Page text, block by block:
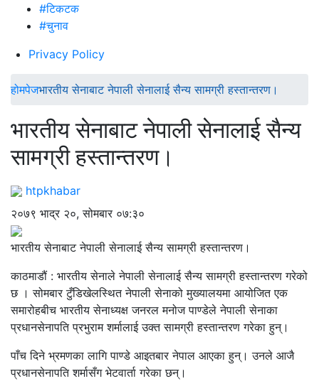
#टिकटक
#चुनाव
Privacy Policy
होमपेजभारतीय सेनाबाट नेपाली सेनालाई सैन्य सामग्री हस्तान्तरण।
भारतीय सेनाबाट नेपाली सेनालाई सैन्य
सामग्री हस्तान्तरण।
htpkhabar
२०७९ भाद्र २०, सोमबार ०७:३०
भारतीय सेनाबाट नेपाली सेनालाई सैन्य सामग्री हस्तान्तरण।
काठमाडौं : भारतीय सेनाले नेपाली सेनालाई सैन्य सामग्री हस्तान्तरण गरेको
छ । सोमबार टुँडिखेलस्थित नेपाली सेनाको मुख्यालयमा आयोजित एक
समारोहबीच भारतीय सेनाध्यक्ष जनरल मनोज पाण्डेले नेपाली सेनाका
प्रधानसेनापति प्रभुराम शर्मालाई उक्त सामग्री हस्तान्तरण गरेका हुन्।
पाँच दिने भ्रमणका लागि पाण्डे आइतबार नेपाल आएका हुन्। उनले आजै
प्रधानसेनापति शर्मासँग भेटवार्ता गरेका छन्।